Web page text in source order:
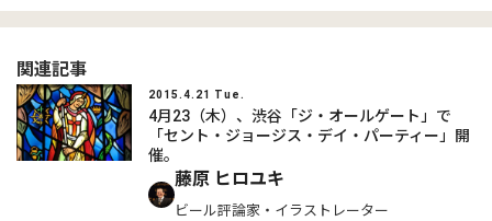
関連記事
2015.4.21 Tue.
4月23（木）、渋谷「ジ・オールゲート」で
「セント・ジョージス・デイ・パーティー」開
催。
藤原 ヒロユキ
ビール評論家・イラストレーター